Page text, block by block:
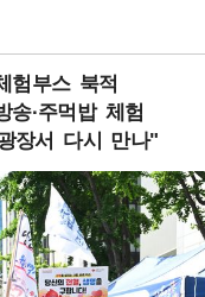
험부스 북적
송·주먹밥 체험
장서 다시 만나"